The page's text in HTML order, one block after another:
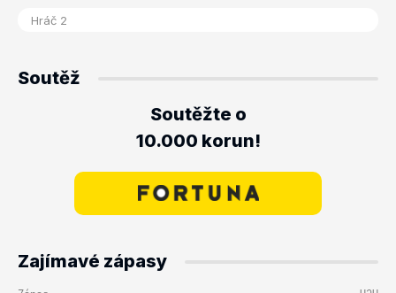
Soutěž
Soutěžte o
10.000 korun!
Zajímavé zápasy